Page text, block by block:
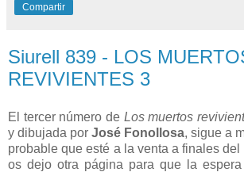
Compartir
Siurell 839 - LOS
REVIVIENTES 3
El tercer número de Los muertos
y dibujada por José Fonollosa, sigue a
probable que esté a la venta a finales
os dejo otra página para que la